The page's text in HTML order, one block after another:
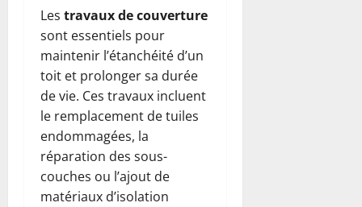
Les travaux de couverture
sont essentiels pour
maintenir l’étanchéité d’un
toit et prolonger sa durée
de vie. Ces travaux incluent
le remplacement de tuiles
endommagées, la
réparation des sous-
couches ou l’ajout de
matériaux d’isolation